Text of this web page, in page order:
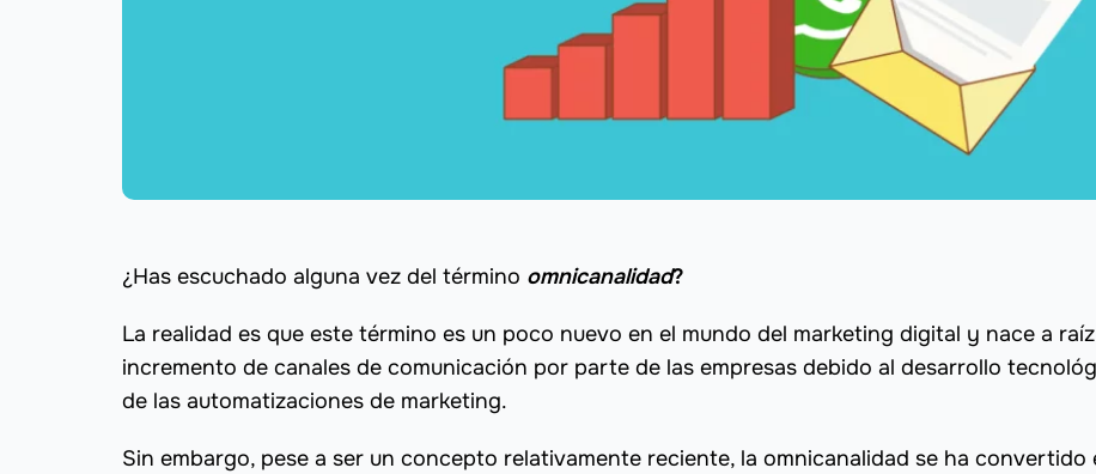
¿Has escuchado alguna vez del término omnicanalidad?
La realidad es que este término es un poco nuevo en el mundo del marketing digital y nace a
incremento de canales de comunicación por parte de las empresas debido al desarrollo
de las automatizaciones de marketing.
Sin embargo, pese a ser un concepto relativamente reciente, la omnicanalidad se ha convertido